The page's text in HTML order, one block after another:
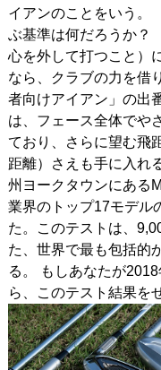
イアンのことをいう。
ぶ基準は何だろうか？
心を外して打つこと）
なら、クラブの力を借
者向けアイアン」の出
は、フェース全体でや
ており、さらに望む飛
距離）さえも手に入れ
州ヨークタウンにある
業界のトップ17モデル
た。このテストは、
た、世界で最も包括的
る。 もしあなたが
ら、このテスト結果を
OTHER その他
Editor’s Picks 編集部
Our Team 私たちのチ
Our Mission 私たちの
ABOUT US